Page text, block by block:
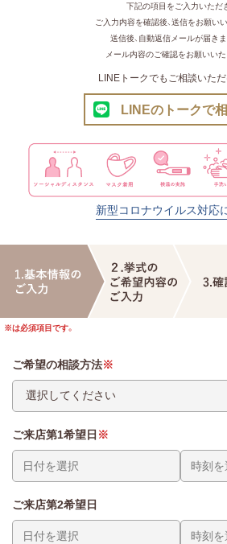
下記の項目をご入力いただき
ご入力内容を確認後、送信をお願い
送信後、自動返信メールが届き
メール内容のご確認をお願いいた
LINEトークでもご相談いただ
LINEのトークで
新型コロナウイルス対応
※は必須項目です。
ご希望の相談方法
ご来店第1希望日
ご来店第2希望日